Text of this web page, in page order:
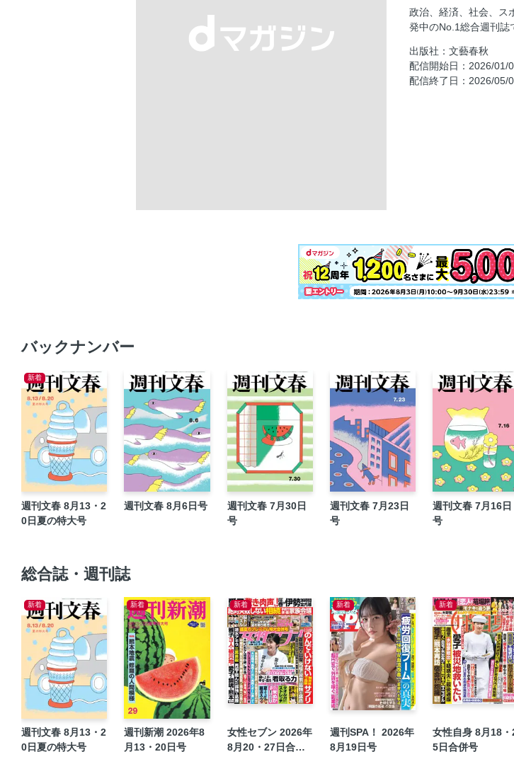
球界№１イケメン
った」
THIS WEEK
令和新語採集 三
インテリジェン
新・家の履歴書
豪華ミステリー
言霊USA 町山智浩
沢村さん家のこ
りさは優雅に暮
てこずるパズル
竜馬がゆく 鈴ノ
川柳のらりくら
ＧＡＭＥ ―ゲー
マンガ党宣言！
文春図書館
つだぶん 津田健次
師匠はつらいよ
伊藤理佐のおん
ロシア人写真家を
笠原将弘のご自愛
おいしい！私の取
政治、経済、社会、ス
発中のNo.1総合週刊誌
出版社：文藝春秋
配信開始日：2026/01/
配信終了日：2026/05/
バックナンバー
新着
週刊文春 8月13・2
0日夏の特大号
週刊文春 8月6日号
週刊文春 7月30日
号
週刊文春 7月23日
号
週刊文春 7月16日
号
総合誌・週刊誌
新着
週刊文春 8月13・2
0日夏の特大号
新着
週刊新潮 2026年8
月13・20日号
新着
女性セブン 2026年
8月20・27日合併
新着
週刊SPA！ 2026年
8月19日号
新着
女性自身 8月18・
5日合併号